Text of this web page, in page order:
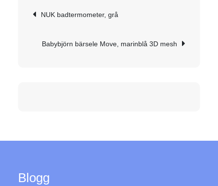
Inläggsnavigering
NUK badtermometer, grå
Babybjörn bärsele Move, marinblå 3D mesh
Blogg